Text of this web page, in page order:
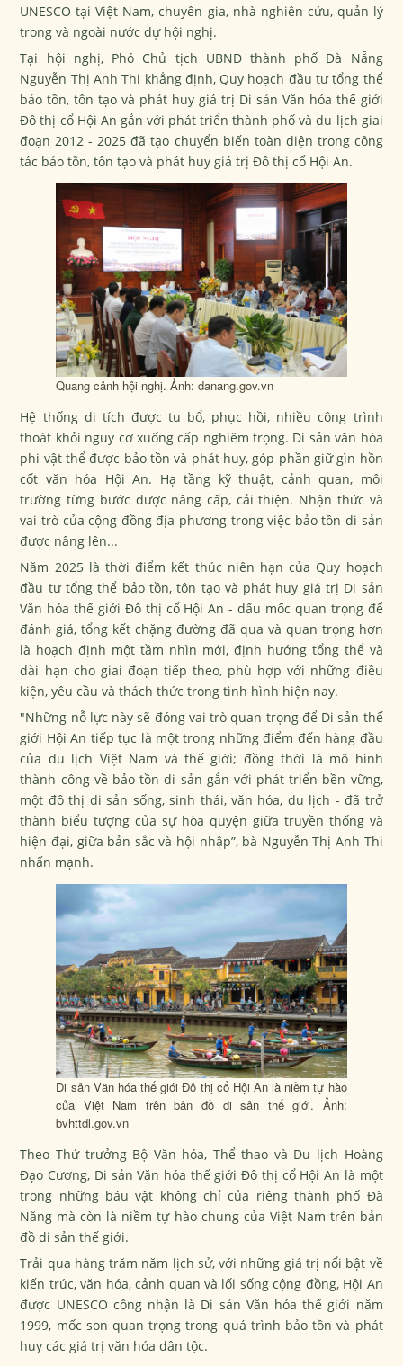
UNESCO tại Việt Nam, chuyên gia, nhà nghiên cứu, quản lý
trong và ngoài nước dự hội nghị.
Tại hội nghị, Phó Chủ tịch UBND thành phố Đà Nẵng
Nguyễn Thị Anh Thi khẳng định, Quy hoạch đầu tư tổng thể
bảo tồn, tôn tạo và phát huy giá trị Di sản Văn hóa thế giới
Đô thị cổ Hội An gắn với phát triển thành phố và du lịch giai
đoạn 2012 - 2025 đã tạo chuyển biến toàn diện trong công
tác bảo tồn, tôn tạo và phát huy giá trị Đô thị cổ Hội An.
Quang cảnh hội nghị. Ảnh: danang.gov.vn
Hệ thống di tích được tu bổ, phục hồi, nhiều công trình
thoát khỏi nguy cơ xuống cấp nghiêm trọng. Di sản văn hóa
phi vật thể được bảo tồn và phát huy, góp phần giữ gìn hồn
cốt văn hóa Hội An. Hạ tầng kỹ thuật, cảnh quan, môi
trường từng bước được nâng cấp, cải thiện. Nhận thức và
vai trò của cộng đồng địa phương trong việc bảo tồn di sản
được nâng lên...
Năm 2025 là thời điểm kết thúc niên hạn của Quy hoạch
đầu tư tổng thể bảo tồn, tôn tạo và phát huy giá trị Di sản
Văn hóa thế giới Đô thị cổ Hội An - dấu mốc quan trọng để
đánh giá, tổng kết chặng đường đã qua và quan trọng hơn
là hoạch định một tầm nhìn mới, định hướng tổng thể và
dài hạn cho giai đoạn tiếp theo, phù hợp với những điều
kiện, yêu cầu và thách thức trong tình hình hiện nay.
"Những nỗ lực này sẽ đóng vai trò quan trọng để Di sản thế
giới Hội An tiếp tục là một trong những điểm đến hàng đầu
của du lịch Việt Nam và thế giới; đồng thời là mô hình
thành công về bảo tồn di sản gắn với phát triển bền vững,
một đô thị di sản sống, sinh thái, văn hóa, du lịch - đã trở
thành biểu tượng của sự hòa quyện giữa truyền thống và
hiện đại, giữa bản sắc và hội nhập”, bà Nguyễn Thị Anh Thi
nhấn mạnh.
Di sản Văn hóa thế giới Đô thị cổ Hội An là niềm tự hào
của Việt Nam trên bản đồ di sản thế giới. Ảnh:
bvhttdl.gov.vn
Theo Thứ trưởng Bộ Văn hóa, Thể thao và Du lịch Hoàng
Đạo Cương, Di sản Văn hóa thế giới Đô thị cổ Hội An là một
trong những báu vật không chỉ của riêng thành phố Đà
Nẵng mà còn là niềm tự hào chung của Việt Nam trên bản
đồ di sản thế giới.
Trải qua hàng trăm năm lịch sử, với những giá trị nổi bật về
kiến trúc, văn hóa, cảnh quan và lối sống cộng đồng, Hội An
được UNESCO công nhận là Di sản Văn hóa thế giới năm
1999, mốc son quan trọng trong quá trình bảo tồn và phát
huy các giá trị văn hóa dân tộc.